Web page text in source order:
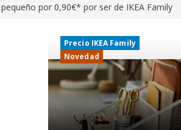
por 0,90€* por ser de IKEA Family
de muebles y
Novedad
Precio IKEA Family
Precio IKEA Family